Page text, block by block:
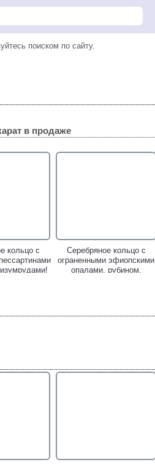
поиском по сайту.
в продаже
кольцо с
Серебряное кольцо с
ограненными эфиопскими
опалами, рубином,